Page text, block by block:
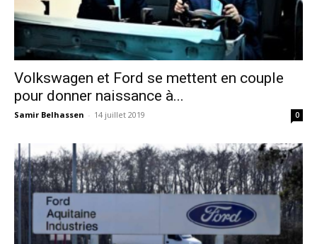
Volkswagen et Ford se mettent en couple
pour donner naissance à...
Samir Belhassen - 14 juillet 2019 0